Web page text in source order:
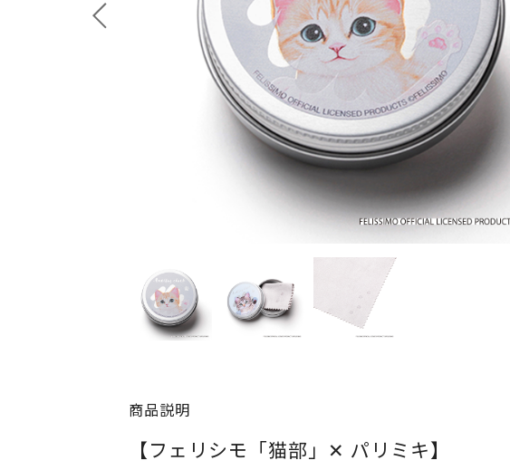
商品説明
【フェリシモ「猫部」✕ パリミキ】